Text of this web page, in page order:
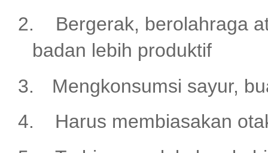
2.
Bergerak, berolahraga
badan lebih produktif
3.
Mengkonsumsi sayur,
4.
Harus membiasakan